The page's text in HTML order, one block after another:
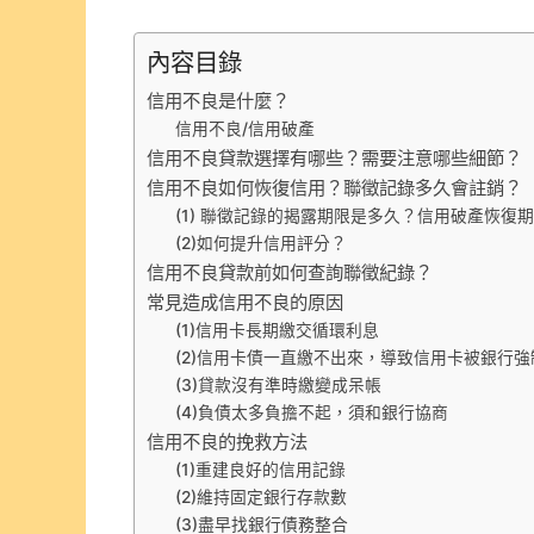
內容目錄
信用不良是什麼？
信用不良/信用破產
信用不良貸款選擇有哪些？需要注意哪些細節？
信用不良如何恢復信用？聯徵記錄多久會註銷？
(1) 聯徵記錄的揭露期限是多久？信用破產恢復
(2)如何提升信用評分？
信用不良貸款前如何查詢聯徵紀錄？
常見造成信用不良的原因
(1)信用卡長期繳交循環利息
(2)信用卡債一直繳不出來，導致信用卡被銀行強
(3)貸款沒有準時繳變成呆帳
(4)負債太多負擔不起，須和銀行協商
信用不良的挽救方法
(1)重建良好的信用記錄
(2)維持固定銀行存款數
(3)盡早找銀行債務整合